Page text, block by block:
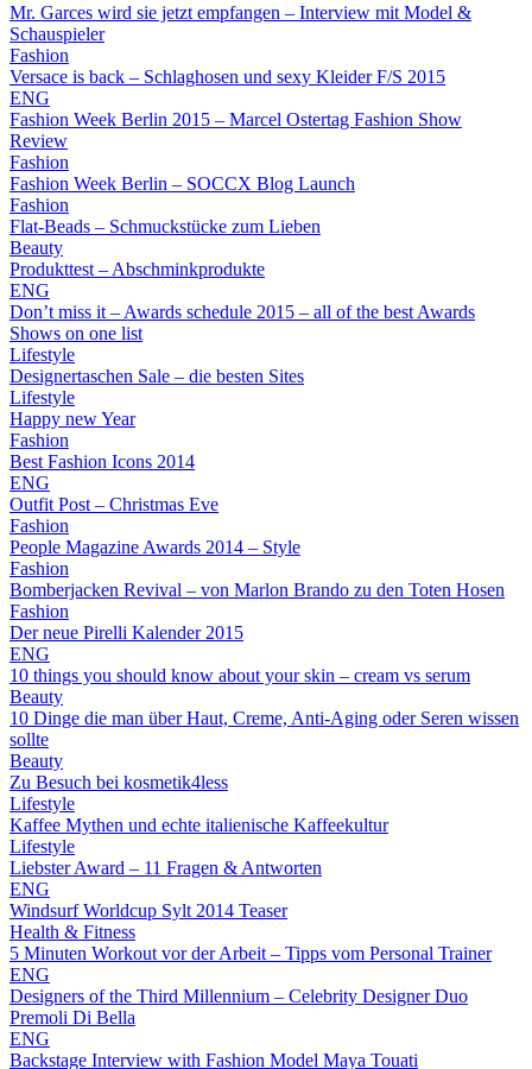
Mr. Garces wird sie jetzt empfangen – Interview mit Model &
Schauspieler
Fashion
Versace is back – Schlaghosen und sexy Kleider F/S 2015
ENG
Fashion Week Berlin 2015 – Marcel Ostertag Fashion Show
Review
Fashion
Fashion Week Berlin – SOCCX Blog Launch
Fashion
Flat-Beads – Schmuckstücke zum Lieben
Beauty
Produkttest – Abschminkprodukte
ENG
Don’t miss it – Awards schedule 2015 – all of the best Awards
Shows on one list
Lifestyle
Designertaschen Sale – die besten Sites
Lifestyle
Happy new Year
Fashion
Best Fashion Icons 2014
ENG
Outfit Post – Christmas Eve
Fashion
People Magazine Awards 2014 – Style
Fashion
Bomberjacken Revival – von Marlon Brando zu den Toten Hosen
Fashion
Der neue Pirelli Kalender 2015
ENG
10 things you should know about your skin – cream vs serum
Beauty
10 Dinge die man über Haut, Creme, Anti-Aging oder Seren wissen
sollte
Beauty
Zu Besuch bei kosmetik4less
Lifestyle
Kaffee Mythen und echte italienische Kaffeekultur
Lifestyle
Liebster Award – 11 Fragen & Antworten
ENG
Windsurf Worldcup Sylt 2014 Teaser
Health & Fitness
5 Minuten Workout vor der Arbeit – Tipps vom Personal Trainer
ENG
Designers of the Third Millennium – Celebrity Designer Duo
Premoli Di Bella
ENG
Backstage Interview with Fashion Model Maya Touati